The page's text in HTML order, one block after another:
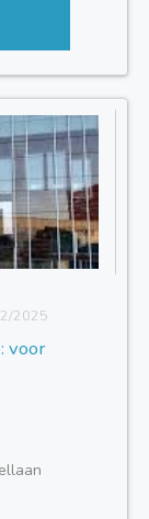
2025
voor